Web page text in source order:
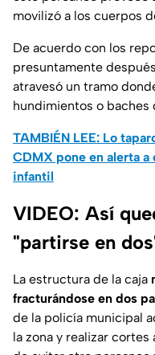
movilizó a los cuerpos
De acuerdo con los
presuntamente
atravesó un tramo
hundimientos o baches
TAMBIÉN LEE: Lo
CDMX pone en alerta
infantil
VIDEO: Así
"partirse en
La estructura de la caja
fracturándose en dos
de la policía municipal
la zona y realizar